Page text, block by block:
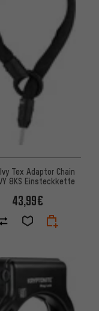
Ivy Tex Adaptor Chain
8KS Einsteckkette
43,99€